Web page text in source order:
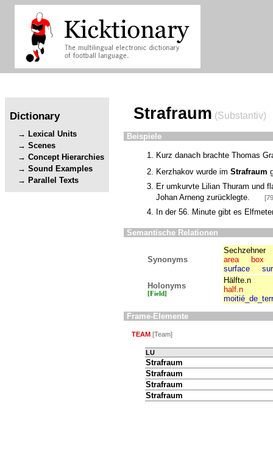
Dictionary
Lexical Units
Scenes
Concept Hierarchies
Sound Examples
Parallel Texts
Strafraum (Substantiv)
Beispiele
Kurz danach brachte Thomas
Kerzhakov wurde im Strafraum
Er umkurvte Lilian Thuram und
Johan Arneng zurücklegte.
In der 56. Minute gibt es
Semantische Relationen
Synonyms
Sechzehner
area
box
surface
Holonyms
[Field]
Hälfte.n
half.n
Frame-Elemente
TEAM [Team]
LU
Strafraum
Strafraum
Strafraum
Strafraum